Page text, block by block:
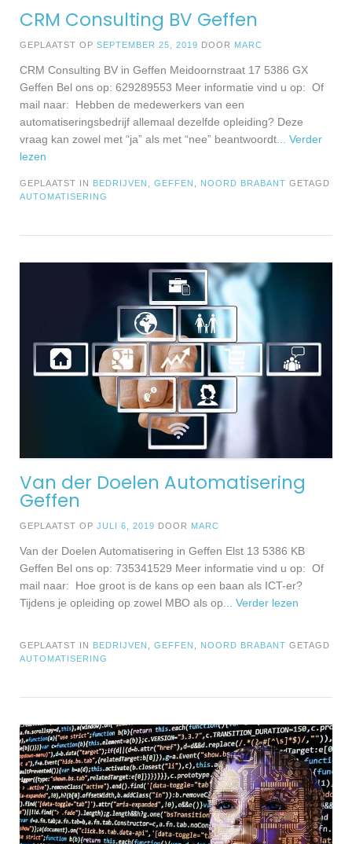
CRM Consulting BV Geffen
GEPLAATST OP SEPTEMBER 25, 2019 DOOR MARC
CRM Consulting BV in Geffen Meidoornstraat 17 5386 GX
Geffen Bel ons op: 629289553 Meer informatie vind u op: Of
mail naar: Hebben de medewerkers van een
automatiseringsbedrijf allemaal dezelfde opleiding? Deze
vraag kan zowel met “ja” als met “nee” beantwoordt... Verder
lezen
GEPLAATST IN BEDRIJVEN , GEFFEN , NOORD BRABANT GETAGD
AUTOMATISERING
Van der Doelen Automatisering
Geffen
GEPLAATST OP JULI 6, 2019 DOOR MARC
Van der Doelen Automatisering in Geffen Elst 13 5386 KB
Geffen Bel ons op: 735341529 Meer informatie vind u op: Of
mail naar: Hoe groot is de kans op een baan als ICT-er?
Tijdens je opleiding op zowel MBO als op ... Verder lezen
GEPLAATST IN BEDRIJVEN GEFFEN NOORD BRABANT GETAGD
AUTOMATISERING